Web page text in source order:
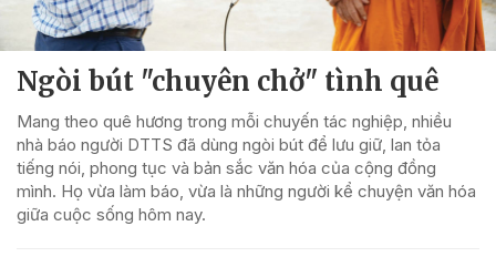
Ngòi bút "chuyên chở" tình quê
Mang theo quê hương trong mỗi chuyến tác nghiệp, nhiều
nhà báo người DTTS đã dùng ngòi bút để lưu giữ, lan tỏa
tiếng nói, phong tục và bản sắc văn hóa của cộng đồng
mình. Họ vừa làm báo, vừa là những người kể chuyện văn hóa
giữa cuộc sống hôm nay.